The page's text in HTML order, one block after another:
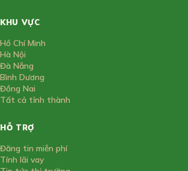
KHU VỰC
Hồ Chí Minh
Hà Nội
Đà Nẵng
Bình Dương
Đồng Nai
Tất cả tỉnh thành
HỖ TRỢ
Đăng tin miễn phí
Tính lãi vay